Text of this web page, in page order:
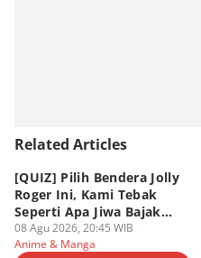
Related Articles
[QUIZ] Pilih Bendera Jolly
Roger Ini, Kami Tebak
Seperti Apa Jiwa Bajak
Laut Dalam Dirimu
08 Agu 2026, 20:45 WIB
Anime & Manga